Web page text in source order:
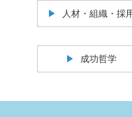
人材・組織・採
成功哲学